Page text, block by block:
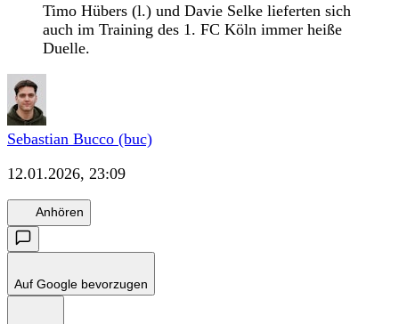
Timo Hübers (l.) und Davie Selke lieferten sich
auch im Training des 1. FC Köln immer heiße
Duelle.
Sebastian Bucco (buc)
12.01.2026, 23:09
Anhören
Auf Google bevorzugen